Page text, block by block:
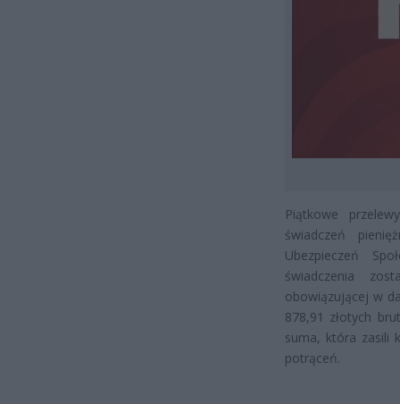
Piątkowe
świadczeń
Ubezpieczeń
świadczenia
obowiązującej w
878,91 złotych
suma, która zasili
potrąceń.